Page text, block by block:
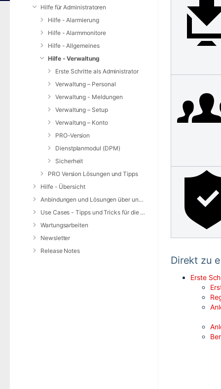
Hilfe für Administratoren
Hilfe - Alarmierung
Hilfe - Alarmmonitore
Hilfe - Allgemeines
Hilfe - Verwaltung
Erste Schritte als Administrator
Verwaltung – Personal
Verwaltung - Meldungen
Verwaltung – Setup
Verwaltung – Konto
PRO-Version
Dienstplanmodul (DPM)
Sicherheit
PRO Version Lösungen und Tipps
Hilfe - Übersicht
Anbindungen und Lösungen über unsere Web-Schnittstelle (REST-API)
Use Cases - Tipps und Tricks für die Anwendung von DIVERA 24/7
Wartungsarbeiten
Newsletter
Release Notes
Direkt zu
Erste